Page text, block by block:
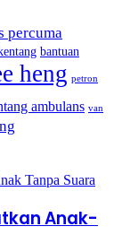
percuma
bantuan
heng petron
ambulans van
Tanpa Suara
Anak-